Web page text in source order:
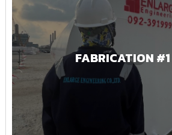
FABRICATION #1